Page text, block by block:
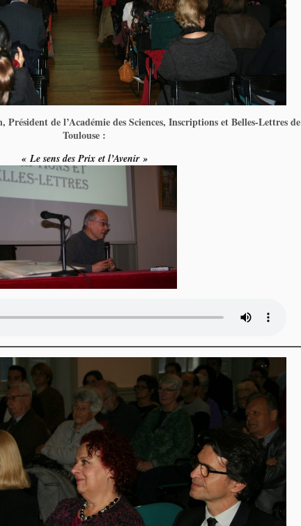
Président de l’Académie des Sciences, Inscriptions et Belles-Lettres de
Toulouse :
« Le sens des Prix et l’Avenir »